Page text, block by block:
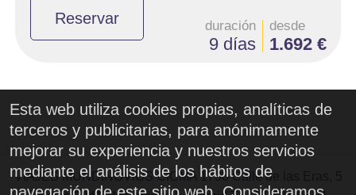
Reservar duración
9 días
desde
1.692 €
VIAJES MUNDINOVIOS CICMA 1730 Calle de las Eras, 5
Esta web utiliza cookies propias, analíticas de
terceros y publicitarias, para anónimamente
mejorar su experiencia y nuestros servicios
mediante el análisis de los hábitos de